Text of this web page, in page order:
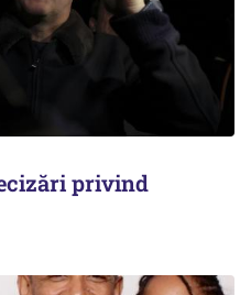
privind